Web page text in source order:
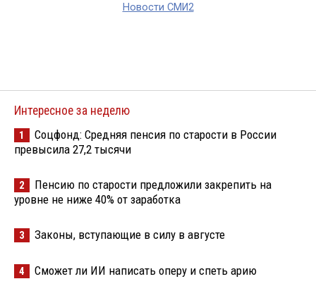
Новости СМИ2
Интересное за неделю
1
Соцфонд: Средняя пенсия по старости в России
превысила 27,2 тысячи
2
Пенсию по старости предложили закрепить на
уровне не ниже 40% от заработка
3 Законы, вступающие в силу в августе
4 Сможет ли ИИ написать оперу и спеть арию